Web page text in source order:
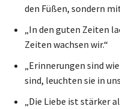
den Füßen, sondern
„In den guten Zeiten
Zeiten wachsen wir.“
„Erinnerungen sind
sind, leuchten sie in
„Die Liebe ist stärker